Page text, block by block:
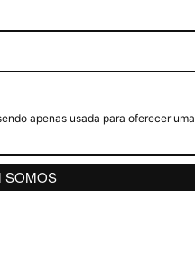
apenas usada para oferecer uma
SOMOS